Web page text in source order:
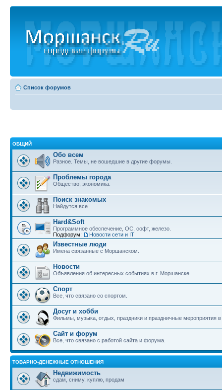
Список форумов
ОБЩИЙ
Обо всем
Разное. Темы, не вошедшие в другие форумы.
Проблемы города
Общество, экономика.
Поиск знакомых
Найдутся все
Hard&Soft
Программное обеспечение, ОС, софт, железо.
Подфорум:
Новости сети и IT
Известные люди
Имена связанные с Моршанском.
Новости
Объявления об интересных событиях в г. Моршанске
Спорт
Все, что связано со спортом.
Досуг и хобби
Фильмы, музыка, отдых, праздники и праздничные мероприятия
Сайт и форум
Все, что связано с работой сайта и форума.
ТОВАРНО-ДЕНЕЖНЫЕ ОТНОШЕНИЯ
Недвижимость
сдам, сниму, куплю, продам